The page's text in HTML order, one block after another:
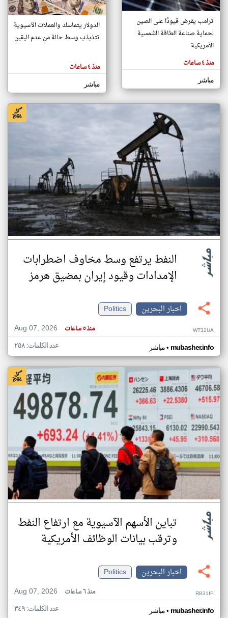
تغيير الدولة
اخبار البحرين على مدار الساعة
أهم اخبار البحرين العاجلة والمباشرة
الموجوده
هنا عن
وجهة
كاتبيها.
ترامب يفرض قيودًا على الصين
لحماية صناعة الطاقة الشمسية
الأمريكية
منذ ٤ ساعات
مباشر
الدولار يتماسك والعملات الآسيوية
تتذبذب وسط حالة من عدم اليقين
منذ ٤ ساعات
مباشر
النفط يرتفع وسط مخاوف اضطرابات
الإمدادات وقيود إيران بمضيق هرمز
اخبار البحرين
Politics
Aug 07, 2026
منذ ٥ ساعات WT32UA
مباشر• mubasher.info عدد الكلمات: ٢٥٨
تباين الأسهم الآسيوية مع ارتفاع النفط
وترقب بيانات الوظائف الأمريكية
اخبار البحرين
Politics
Aug 07, 2026
منذ ٦ ساعات RB31IP
مباشر• mubasher.info عدد الكلمات: ٣٤٩
klyoum.com